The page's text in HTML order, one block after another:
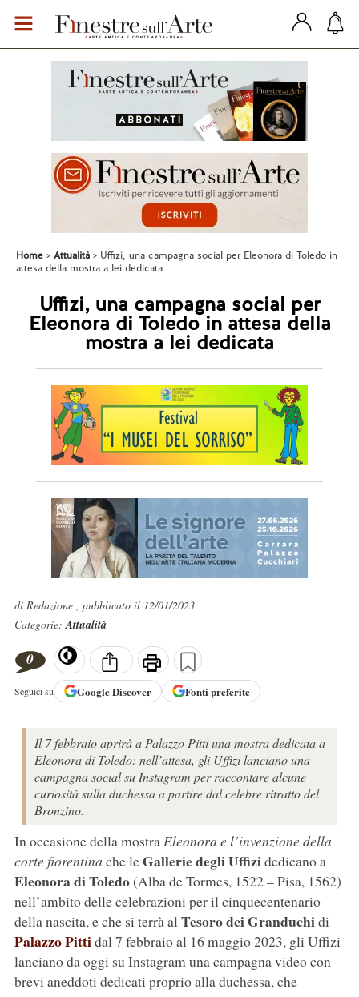
Home Attualità
Uffizi, una campagna social per Eleonora di Toledo in
attesa della mostra a lei dedicata
Uffizi, una campagna social per
Eleonora di Toledo in attesa della
mostra a lei dedicata
di Redazione , pubblicato il 12/01/2023
Categorie:Attualità
0
Seguici su GoogleDiscover Fonti preferite
Il 7 febbraio aprirà a Palazzo Pitti una mostra dedicata a
Eleonora di Toledo: nell’attesa, gli Uffizi lanciano una
campagna social su Instagram per raccontare alcune
curiosità sulla duchessa a partire dal celebre ritratto del
Bronzino.
In occasione della mostraEleonora e l’invenzione della
corte fiorentina che leGallerie degli Uffizidedicano a
Eleonora di Toledo(Alba de Tormes, 1522 – Pisa, 1562)
nell’ambito delle celebrazioni per il cinquecentenario
della nascita, e che si terrà alTesoro dei Granduchidi
Palazzo Pittidal 7 febbraio al 16 maggio 2023, gli Uffizi
lanciano da oggi su Instagram una campagna video con
brevi aneddoti dedicati proprio alla duchessa, che